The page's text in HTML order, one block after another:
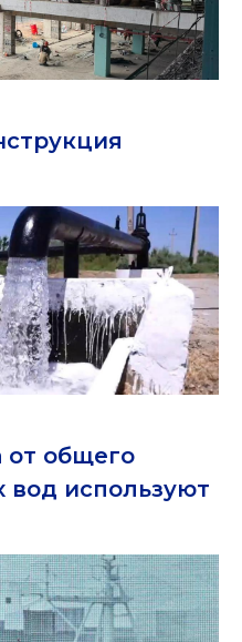
от общего
используют